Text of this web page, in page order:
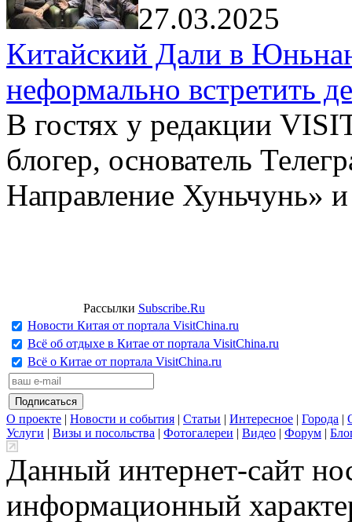
27.03.2025
Китайский Дали в
неформально встретить
В гостях у редакции
блогер, основатель
Направление Хуньчунь»
Рассылки Subscribe.Ru
Новости Китая от портала VisitChina.ru
Всё об отдыхе в Китае от портала VisitChina.ru
Всё о Китае от портала VisitChina.ru
О проекте | Новости и события | Статьи | Интересное | Города |
Услуги | Визы и посольства | Фотогалереи | Видео | Форум |
Данный интернет-сайт
информационный